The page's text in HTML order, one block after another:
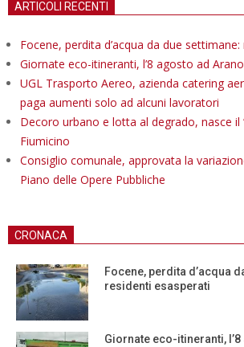
ARTICOLI RECENTI
Focene, perdita d’acqua da due
Giornate eco-itineranti, l’8 agosto ad
UGL Trasporto Aereo, azienda catering
paga aumenti solo ad alcuni lavoratori
Decoro urbano e lotta al degrado, nasce il
Fiumicino
Consiglio comunale, approvata la
Piano delle Opere Pubbliche
CRONACA
Focene, perdita d’acqua
residenti esasperati
Giornate eco-itineranti,